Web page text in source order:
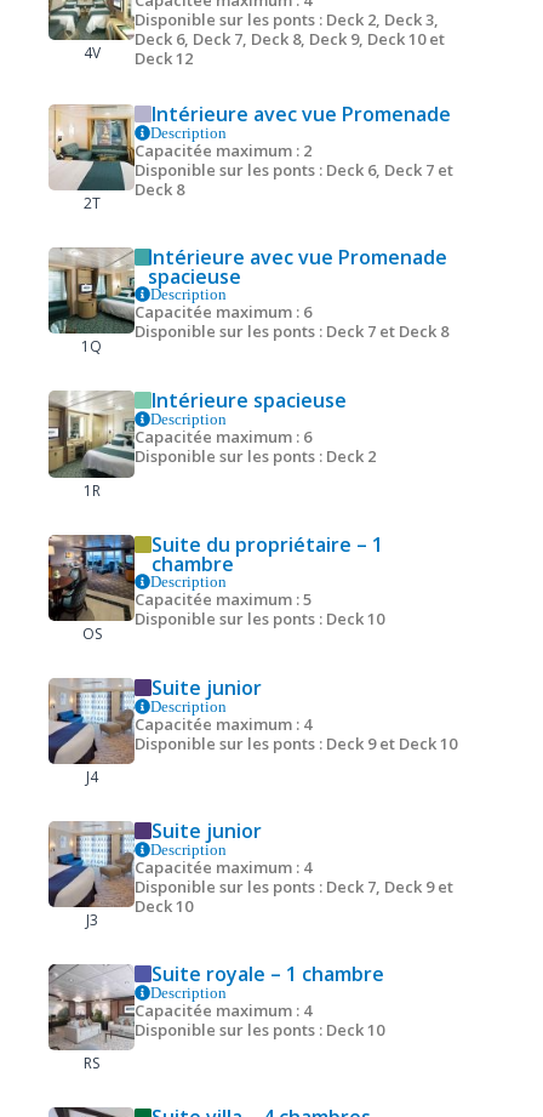
4V
Disponible sur les ponts : Deck 2, Deck 3,
Deck 6, Deck 7, Deck 8, Deck 9, Deck 10 et
Deck 12
2T
Intérieure avec vue Promenade
Description
Capacitée maximum : 2
Disponible sur les ponts : Deck 6, Deck 7 et
Deck 8
1Q
Intérieure avec vue Promenade
spacieuse
Description
Capacitée maximum : 6
Disponible sur les ponts : Deck 7 et Deck 8
1R
Intérieure spacieuse
Description
Capacitée maximum : 6
Disponible sur les ponts : Deck 2
OS
Suite du propriétaire – 1
chambre
Description
Capacitée maximum : 5
Disponible sur les ponts : Deck 10
J4
Suite junior
Description
Capacitée maximum : 4
Disponible sur les ponts : Deck 9 et Deck 10
J3
Suite junior
Description
Capacitée maximum : 4
Disponible sur les ponts : Deck 7, Deck 9 et
Deck 10
RS
Suite royale – 1 chambre
Description
Capacitée maximum : 4
Disponible sur les ponts : Deck 10